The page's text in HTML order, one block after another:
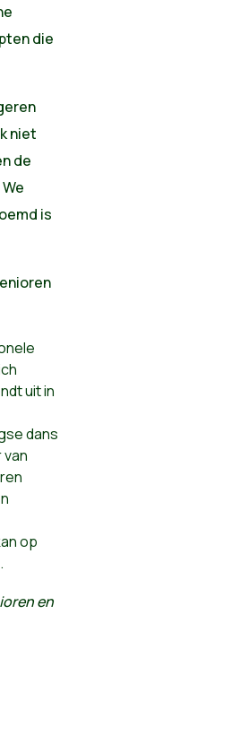
die
niet
de
is
uit in
dans
op
en